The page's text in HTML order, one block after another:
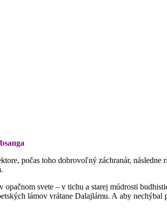
počas toho dobrovoľný záchranár,
svete – v tichu a starej múdrosti
lámov vrátane Dalajlámu. A aby